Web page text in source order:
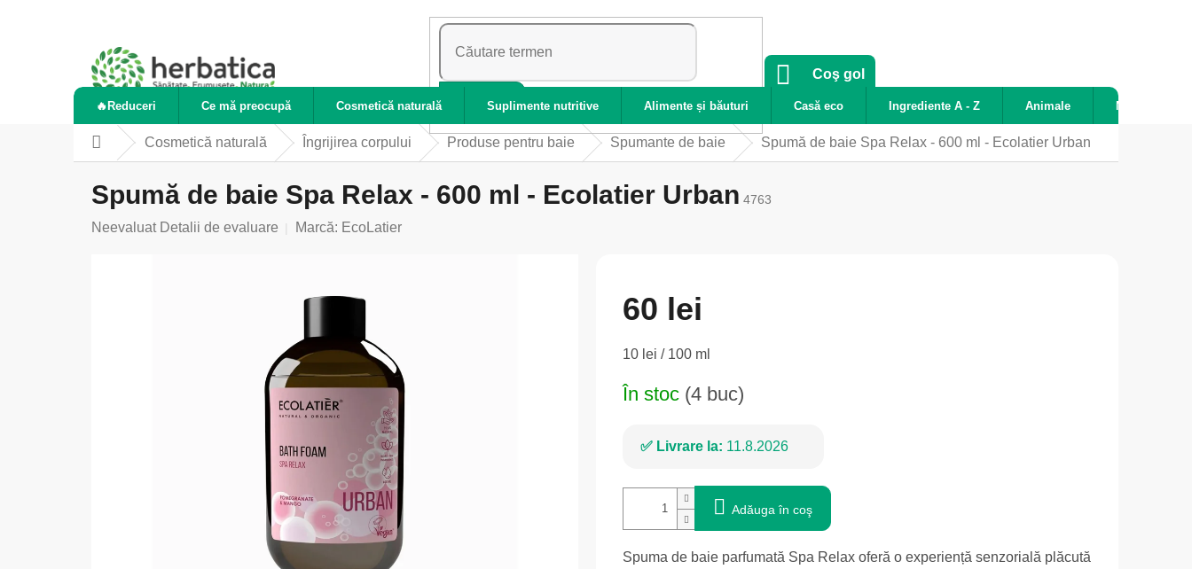
CĂUTARE
COŞ
CUMPĂRĂTURI
Coş gol
🔥Reduceri Ce mă preocupă Cosmetică naturală Suplimente nutritive Alimente și băuturi Casă eco Ingrediente A - Z Animale Noutăți
AcasăCosmetică naturală Îngrijirea corpului Produse pentru baie Spumante de baie Spumă de baie Spa Relax - 600 ml - Ecolatier Urban
Spumă de baie Spa Relax - 600 ml - Ecolatier Urban 4763
Evaluarea
Neevaluat Detalii de evaluare Marcă: EcoLatier
60 lei
Evaluare
10 lei / 100 ml
În stoc (4 buc)
Livrare la: 11.8.2026
Adăuga în coş
Spuma de baie parfumată Spa Relax oferă o experiență senzorială plăcută